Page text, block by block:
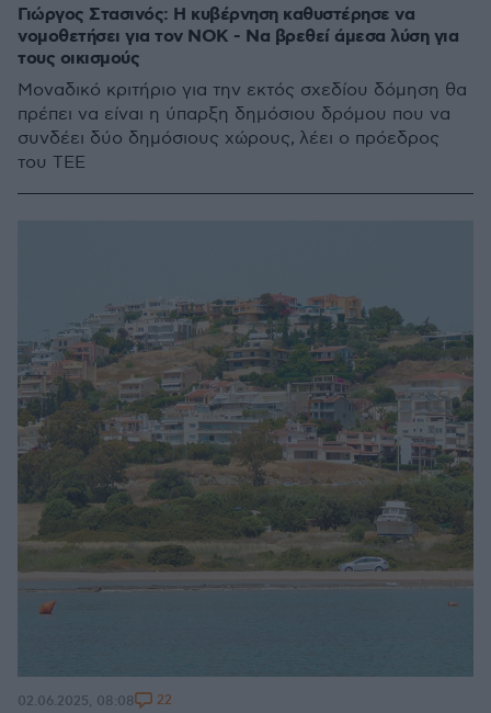
Γιώργος Στασινός: Η κυβέρνηση καθυστέρησε να
νομοθετήσει για τον ΝΟΚ - Να βρεθεί άμεσα λύση για
τους οικισμούς
Μοναδικό κριτήριο για την εκτός σχεδίου δόμηση θα
πρέπει να είναι η ύπαρξη δημόσιου δρόμου που να
συνδέει δύο δημόσιους χώρους, λέει ο πρόεδρος
του ΤΕΕ
02.06.2025, 08:08 22